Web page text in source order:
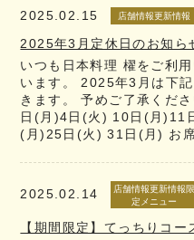
2025.02.15 店舗情報更新情報
2025年3月定休日のお知ら
いつも日本料理 櫂をご利
います。 2025年3月は下
きます。 予めご了承くだ
日(月)4日(火) 10日(月)11
(月)25日(火) 31日(月) お
2025.02.14
店舗情報更新情報限
定メニュー
【期間限定】てっちりコ